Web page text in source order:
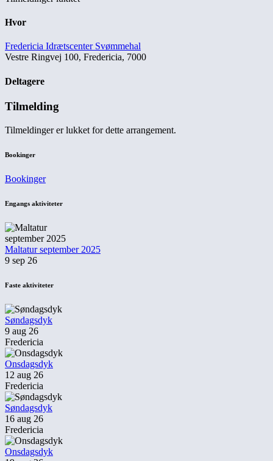
Hvor
Fredericia Idrætscenter Svømmehal
Vestre Ringvej 100, Fredericia, 7000
Deltagere
Tilmelding
Tilmeldinger er lukket for dette arrangement.
Bookinger
Bookinger
Engangs aktiviteter
Maltatur september 2025
9 sep 26
Faste aktiviteter
Søndagsdyk
9 aug 26
Fredericia
Onsdagsdyk
12 aug 26
Fredericia
Søndagsdyk
16 aug 26
Fredericia
Onsdagsdyk